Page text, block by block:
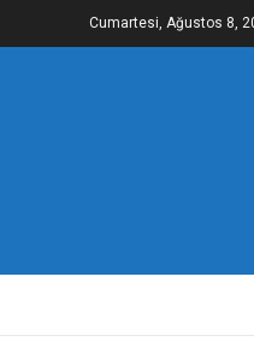
Cumartesi, Ağustos 8,